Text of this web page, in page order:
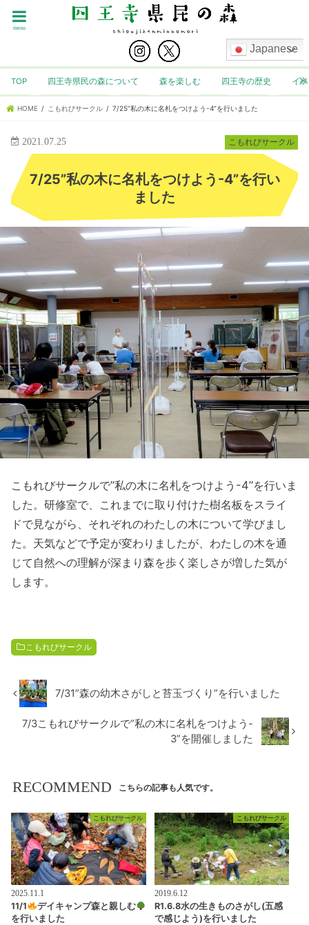
Japanese
menu
TOP 四王寺県民の森について 森を楽しむ 四王寺の歴史 イ
HOME こもれびサークル 7/25”私の木に名札をつけよう-4”を行いました
こもれびサークル
2021.07.25
7/25”私の木に名札をつけよう-4”を行い
ました
こもれびサークルで”私の木に名札をつけよう-4”を行いま
した。研修室で、これまでに取り付けた樹名板をスライ
ドで見ながら、それぞれのわたしの木について学びまし
た。天気などで予定が変わりましたが、 わたしの木を通
じて自然への理解が深まり森を歩く楽しさが増した気が
します。
こもれびサークル
7/31”森の幼木さがしと苔玉づくり”を行いました
7/3こもれびサークルで”私の木に名札をつけよう-
3”を開催しました
RECOMMEND こちらの記事も人気です。
こもれびサークル
2025.11.1
11/1
デイキャンプ森と親しむ
を行いました
こもれびサークル
2019.6.12
R1.6.8水の生きものさがし(五感
で感じよう)を行いました